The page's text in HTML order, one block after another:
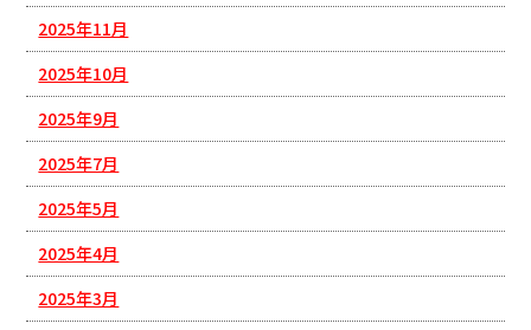
2025年11月
2025年10月
2025年9月
2025年7月
2025年5月
2025年4月
2025年3月